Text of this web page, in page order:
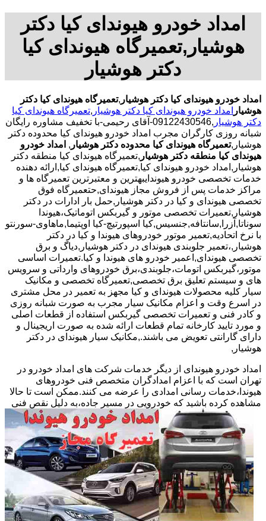
امداد خودرو هیوندای کیا دکتر
هوشیار,تعمیرگاه هیوندای کیا
دکتر هوشیار
امداد خودرو هیوندای کیا دکتر هوشیار ,تعمیرگاه هیوندای کیا دکتر
هوشیار امداد خودرو هیوندای کیا دکتر هوشیار ,تعمیرگاه هیوندای کیا
دکتر هوشیار
,09122430546-آقای رحیمی-با تخفیف مشاوره رایگان
شبانه روزی کارگران مجرب امداد خودرو هیوندای کیا محدوده دکتر
هوشیار,تعمیرگاه هیوندای کیا محدوده دکتر هوشیار , امداد خودرو
هیوندای کیا منطقه دکتر هوشیار ,تعمیرگاه هیوندای کیا منطقه دکتر
هوشیار,امداد خودرو هیوندای کیا,تعمیرگاه هیوندای کیا,ارائه دهنده
خدمات تخصصی خودرو هیوندایبهترین و معتبرترین تعمیرگاه ها و
مراکز خدمات پس از فروش مجاز هیوندای,حتعمیرگاه فوق
تخصصی هیوندای و کیا در دکتر هوشیار,حمل بار ادارات در دکتر
هوشیار,تعمیرات تخصصی موتور و گیربکس اتوماتیک،هیوندا
سوناتا,آزرا,سانتافه,جنسیس,کیا اسپورتیچ-کیا اوپتیما‌,ماهاوی-سورنتو
با نرخ اتحادیه,تعمیر موتور خودروهای هیوندا و کیا در دکتر
هوشیار,،تعمیر جلوبندی هیوندای در دکتر هوشیار,دیاگ و برق
تخصصی هیوندای,اعمیر خودرو های هیوندا و کیا.تعمیرات اساسی
موتور،گیربکس اتومات،جلوبندی،برق خودروهای وارداتی و سرویس
های و سیستم تعلیق برق تخصصی,تعمیرگاه تخصصی و مکانیک
سیار کلیه محصولات هیوندای و کیا مجهز به تعمیر در محل مشتری
در اسرع وقت و اعزام مکانیک سیار مجرب به صورت شبانه روزی
و کادر فنی و تعمیرات تخصصی گیربکس استفاده از قطعات اصلی
و مورد تایید کارخانه تمام قطعات ارائه شده به صورت اریجینال و
دارای گارانتی تعویض می باشند.,مکانیک سیار هیوندای در دکتر
هوشیار,
امداد خودرو هیوندای از دیگر خدمات شرکت های امداد خودرو در
تهران است که با اعزام امدادگران متخصص فنی خودروهای
هیوندا،خدمات رسانی امدادی را عرضه می کنند.ممکن است تا حالا
مشاهده کرده باشید که خودرویی در مسیر جاده،به دلیل نقص فنی